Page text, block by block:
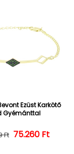
Ezüst Karkötő
Gyémánttal
Normál ár
Ft 75.260 Ft